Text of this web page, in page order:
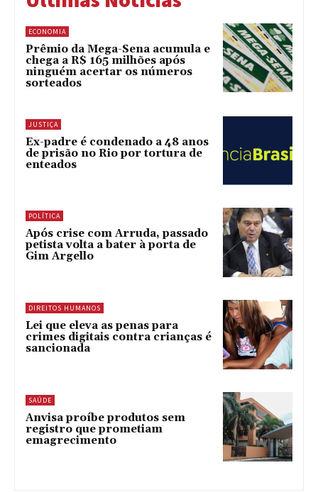
ECONOMIA
Prêmio da Mega-Sena acumula e
chega a R$ 165 milhões após
ninguém acertar os números
sorteados
JUSTIÇA
Ex-padre é condenado a 48 anos
de prisão no Rio por tortura de
enteados
POLÍTICA
Após crise com Arruda, passado
petista volta a bater à porta de
Gim Argello
DIREITOS HUMANOS
Lei que eleva as penas para
crimes digitais contra crianças é
sancionada
SAÚDE
Anvisa proíbe produtos sem
registro que prometiam
emagrecimento